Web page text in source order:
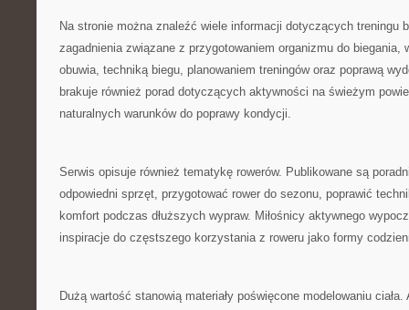
Na stronie można znaleźć wiele informacji dotyczących treningu
zagadnienia związane z przygotowaniem organizmu do biegania,
obuwia, techniką biegu, planowaniem treningów oraz poprawą
brakuje również porad dotyczących aktywności na świeżym
naturalnych warunków do poprawy kondycji.
Serwis opisuje również tematykę rowerów. Publikowane są
odpowiedni sprzęt, przygotować rower do sezonu, poprawić
komfort podczas dłuższych wypraw. Miłośnicy aktywnego
inspiracje do częstszego korzystania z roweru jako formy
Dużą wartość stanowią materiały poświęcone modelowaniu ciała.